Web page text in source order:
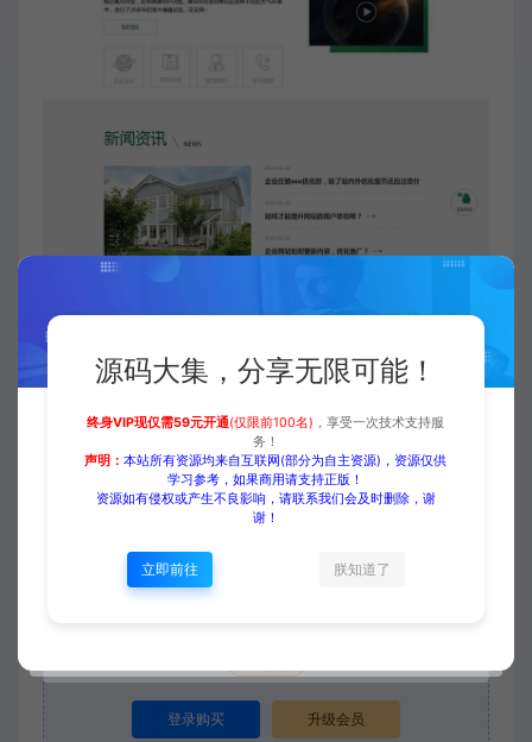
登录购买 升级会员
源码大集，分享无限可能！
终身VIP现仅需59元开通(仅限前100名) ，享受一次技术支持服
务！
声明：本站所有资源均来自互联网(部分为自主资源)，资源仅供
学习参考，如果商用请支持正版！
资源如有侵权或产生不良影响，请联系我们会及时删除，谢
谢！
立即前往 朕知道了